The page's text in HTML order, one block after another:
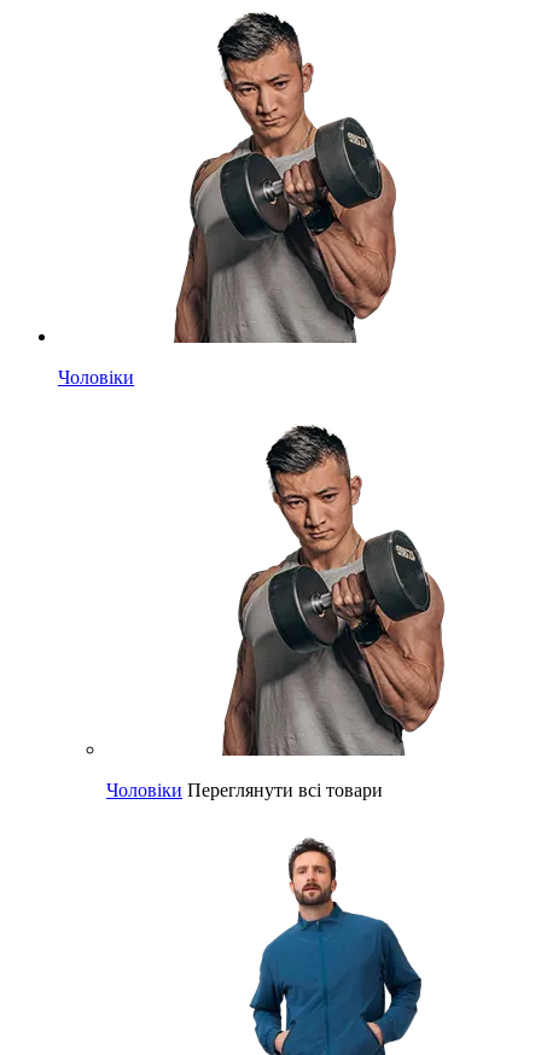
Чоловіки
Чоловіки Переглянути всі товари